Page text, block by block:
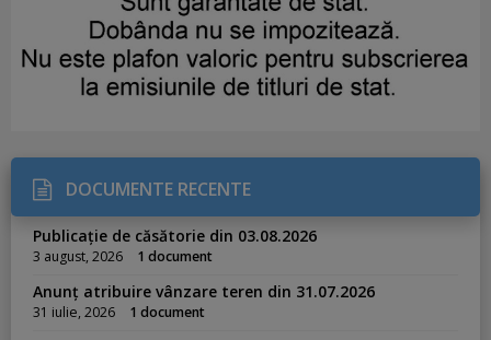
DOCUMENTE RECENTE
Publicație de căsătorie din 03.08.2026
3 august, 2026 1 document
Anunț atribuire vânzare teren din 31.07.2026
31 iulie, 2026 1 document